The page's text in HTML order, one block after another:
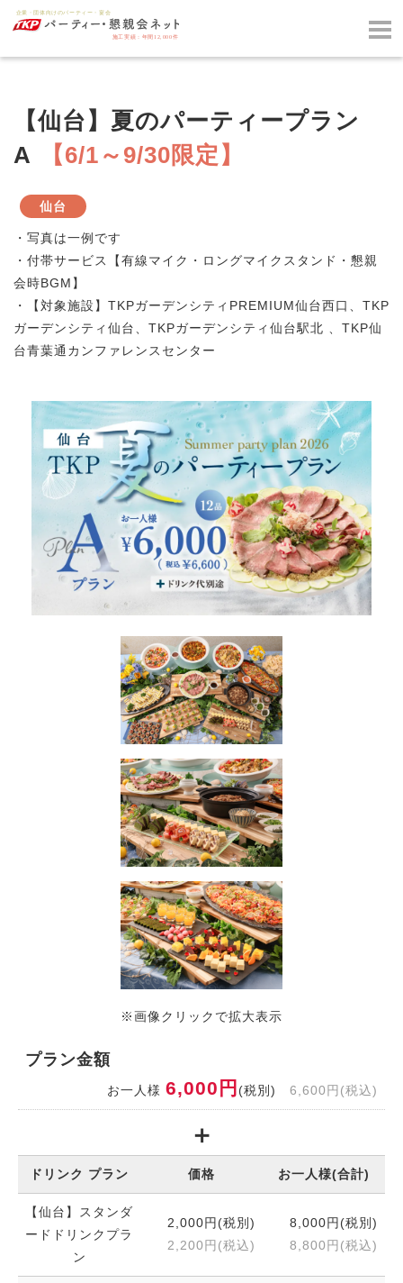
【仙台】夏のパーティープラン
A
【6/1～9/30限定】
仙台
・写真は一例です
・付帯サービス【有線マイク・ロングマイクスタンド・懇親
会時BGM】
・【対象施設】TKPガーデンシティPREMIUM仙台西口、TKP
ガーデンシティ仙台、TKPガーデンシティ仙台駅北 、TKP仙
台青葉通カンファレンスセンター
※画像クリックで拡大表示
プラン金額
お一人様 6,000円 (税別) 6,600円(税込)
ドリンク プラン 価格 お一人様(合計)
【仙台】スタンダ
ードドリンクプラ
ン
2,000円(税別)
2,200円(税込)
8,000円(税別)
8,800円(税込)